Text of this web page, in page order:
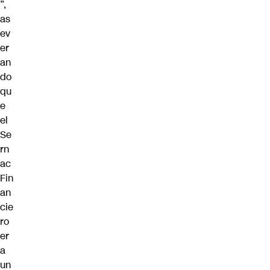
”,
as
ev
er
an
do
qu
e
el
Se
rn
ac
Fin
an
cie
ro
er
a
un